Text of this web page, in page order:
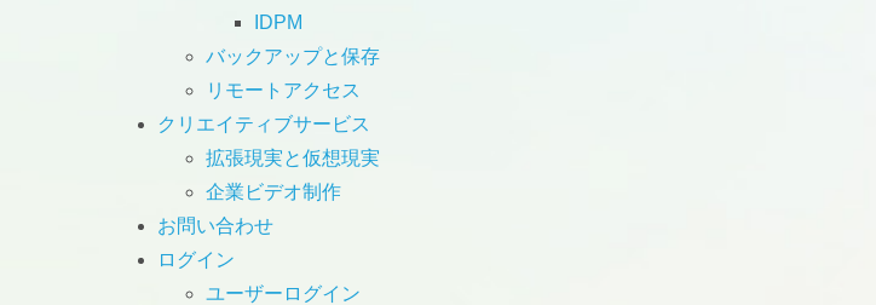
IDPM
バックアップと保存
リモートアクセス
クリエイティブサービス
拡張現実と仮想現実
企業ビデオ制作
お問い合わせ
ログイン
ユーザーログイン